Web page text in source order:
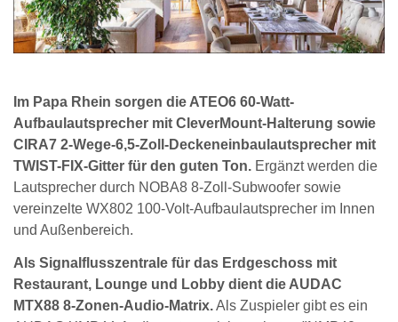
Im Papa Rhein sorgen die ATEO6 60-Watt-
Aufbaulautsprecher mit CleverMount-Halterung sowie
CIRA7 2-Wege-6,5-Zoll-Deckeneinbaulautsprecher mit
TWIST-FIX-Gitter für den guten Ton. Ergänzt werden die
Lautsprecher durch NOBA8 8-Zoll-Subwoofer sowie
vereinzelte WX802 100-Volt-Aufbaulautsprecher im Innen
und Außenbereich.
Als Signalflusszentrale für das Erdgeschoss mit
Restaurant, Lounge und Lobby dient die AUDAC
MTX88 8-Zonen-Audio-Matrix.Als Zuspieler gibt es ein